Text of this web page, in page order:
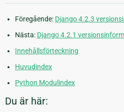
Föregående: Django 4.2.3
Nästa: Django 4.2.1
Innehållsförteckning
Huvudindex
Python Modulindex
Du är här: